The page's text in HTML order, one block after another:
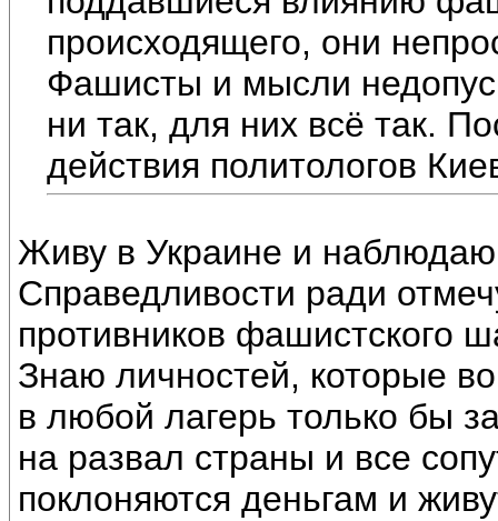
происходящего, они
Фашисты и мысли
ни так, для них всё так.
действия политологов
Живу в Украине и наблюдаю
Справедливости ради
противников фашистского
Знаю личностей, которые
в любой лагерь только бы
на развал страны и все
поклоняются деньгам и